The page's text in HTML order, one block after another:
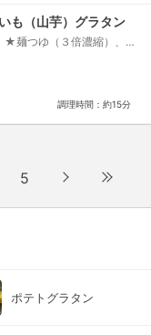
も（山芋）グラタン
つゆ（３倍濃縮）、塩
調理時間：約15分
5
ポテトグラタン